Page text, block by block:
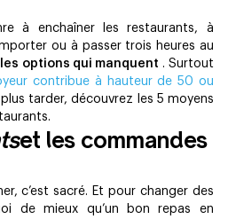
à enchaîner les restaurants, à
ou à passer trois heures au
options qui manquent . Surtout
contribue à hauteur de 50 ou
tarder, découvrez les 5 moyens
et les commandes
c’est sacré. Et pour changer des
de mieux qu’un bon repas en